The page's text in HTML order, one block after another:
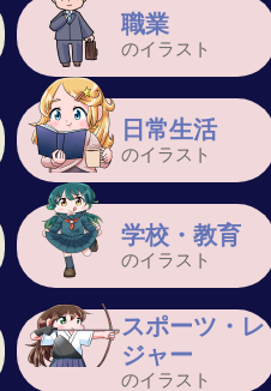
職業
のイラスト
日常生活
のイラスト
学校・教育
のイラスト
スポーツ・レ
ジャー
のイラスト